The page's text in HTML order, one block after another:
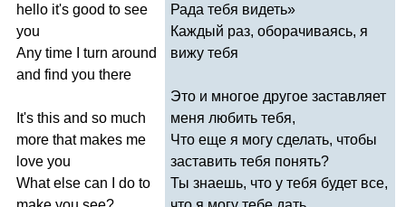
hello it's good to see
you
Any time turn around
and find you there
It's this and so much
more that makes me
love you
What else can do to
Рада тебя видеть»
Каждый раз, оборачиваясь, я
вижу тебя
Это и многое другое заставляет
меня любить тебя,
Что еще я могу сделать, чтобы
заставить тебя понять?
Ты знаешь, что у тебя будет все,